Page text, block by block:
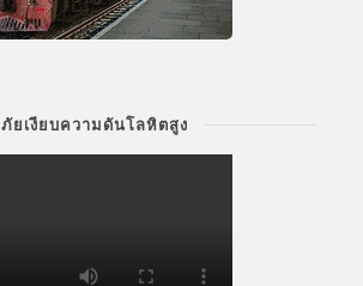
ภัยเงียบความดันโลหิตสูง